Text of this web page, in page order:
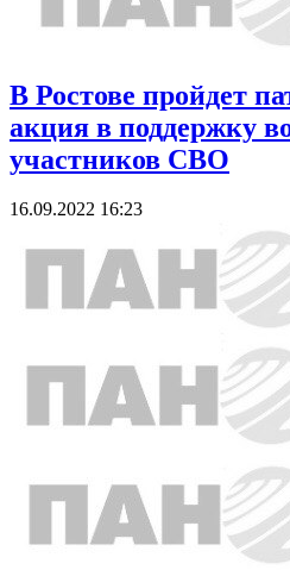
В Ростове пройдет
акция в поддержку
участников СВО
16.09.2022 16:23